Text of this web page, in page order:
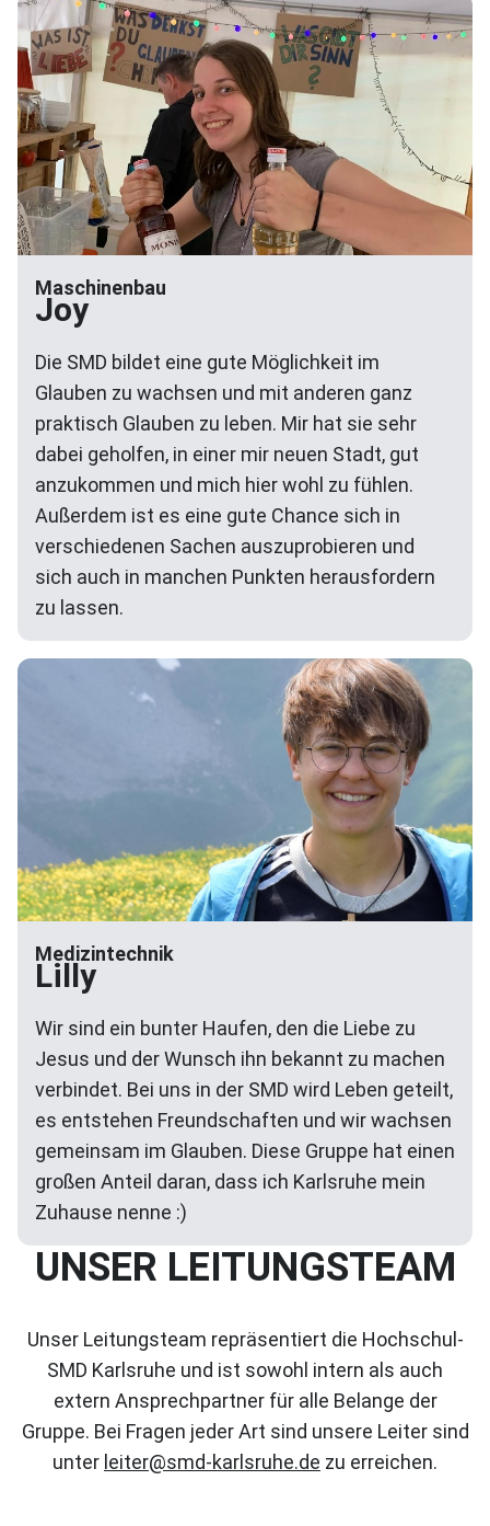
Maschinenbau
Joy
Die SMD bildet eine gute Möglichkeit im
Glauben zu wachsen und mit anderen ganz
praktisch Glauben zu leben. Mir hat sie sehr
dabei geholfen, in einer mir neuen Stadt, gut
anzukommen und mich hier wohl zu fühlen.
Außerdem ist es eine gute Chance sich in
verschiedenen Sachen auszuprobieren und
sich auch in manchen Punkten herausfordern
zu lassen.
Medizintechnik
Lilly
Wir sind ein bunter Haufen, den die Liebe zu
Jesus und der Wunsch ihn bekannt zu machen
verbindet. Bei uns in der SMD wird Leben geteilt,
es entstehen Freundschaften und wir wachsen
gemeinsam im Glauben. Diese Gruppe hat einen
großen Anteil daran, dass ich Karlsruhe mein
Zuhause nenne :)
UNSER LEITUNGSTEAM
Unser Leitungsteam repräsentiert die Hochschul-
SMD Karlsruhe und ist sowohl intern als auch
extern Ansprechpartner für alle Belange der
Gruppe. Bei Fragen jeder Art sind unsere Leiter sind
unter leiter@smd-karlsruhe.de zu erreichen.